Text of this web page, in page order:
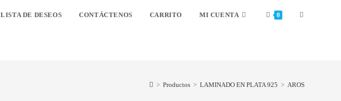
LISTA DE DESEOS CONTÁCTENOS CARRITO MI CUENTA 0
> Productos > LAMINADO EN PLATA 925 > AROS